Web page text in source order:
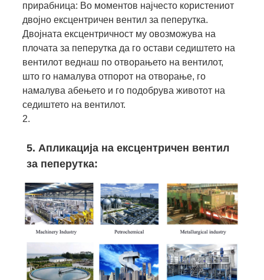
прирабница: Во моментов најчесто користениот
двојно ексцентричен вентил за пеперутка.
Двојната ексцентричност му овозможува на
плочата за пеперутка да го остави седиштето на
вентилот веднаш по отворањето на вентилот,
што го намалува отпорот на отворање, го
намалува абењето и го подобрува животот на
седиштето на вентилот.
2.
5. Апликација на ексцентричен вентил
за пеперутка: